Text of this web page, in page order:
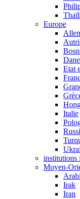
Europe
Etat
Italie
institutions
Moyen-
Irak
Iran